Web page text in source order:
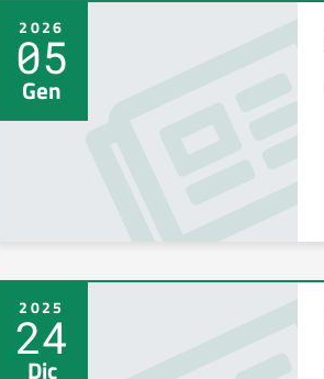
2026
05
Gen
2025
24
Dic